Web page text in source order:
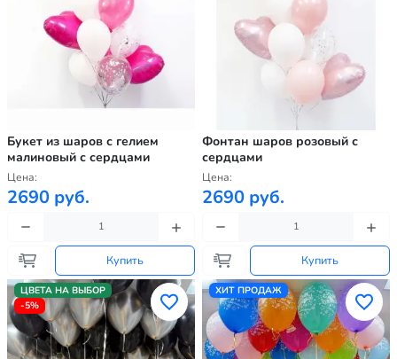
Букет из шаров с гелием
малиновый с сердцами
Цена:
2690 руб.
Купить
Фонтан шаров розовый с
сердцами
Цена:
2690 руб.
Купить
ЦВЕТА НА ВЫБОР
-5%
ХИТ ПРОДАЖ